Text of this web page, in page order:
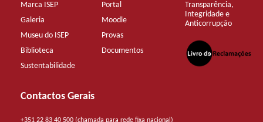
Marca ISEP
Galeria
Museu do ISEP
Biblioteca
Sustentabilidade
Portal
Moodle
Provas
Documentos
Transparência,
Integridade e
Anticorrupção
Contactos Gerais
+351 22 83 40 500 (chamada para rede fixa nacional)